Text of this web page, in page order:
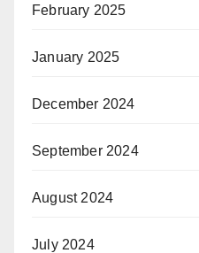
February 2025
January 2025
December 2024
September 2024
August 2024
July 2024